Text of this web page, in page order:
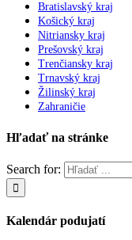
Bratislavský kraj
Košický kraj
Nitriansky kraj
Prešovský kraj
Trenčiansky kraj
Trnavský kraj
Žilinský kraj
Zahraničie
Hľadať na stránke
Search for:
Kalendár podujatí